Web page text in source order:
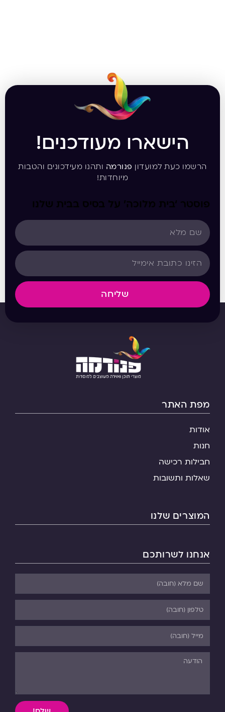
הישארו מעודכנים!
הרשמו כעת למועדון פנורמה ותהנו מעידכונים והטבות
מיוחדות!
פוסטר ‘בית מלוכה’ על בסיס בבית שלנו
שליחה
מפת האתר
אודות
חנות
חבילות רכישה
שאלות ותשובות
המוצרים שלנו
אנחנו לשרותכם